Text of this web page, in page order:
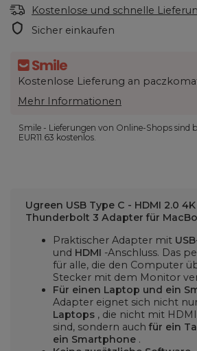
Kostenlose und schnelle
Sicher einkaufen
Kostenlose Lieferung an
Mehr Informationen
Smile - Lieferungen von Online-Shops sind
EUR11.63 kostenlos.
Ugreen USB Type C - HDMI 2.0
Thunderbolt 3 Adapter für
Praktischer Adapter mit
und HDMI -Anschluss. Das
für alle, die den Computer
Stecker mit dem Monitor
Für einen Laptop und ein
Adapter eignet sich nicht
Laptops , die nicht mit
sind, sondern auchfür ein
ein Smartphone .